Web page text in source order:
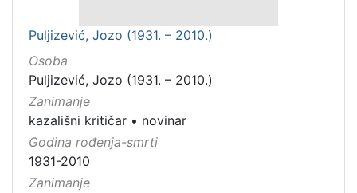
Puljizević, Jozo (1931. – 2010.)
Osoba
Puljizević, Jozo (1931. – 2010.)
Zanimanje
kazališni kritičar • novinar
Godina rođenja-smrti
1931-2010
Zanimanje